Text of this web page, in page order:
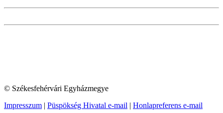
© Székesfehérvári Egyházmegye
Impresszum | Püspökség Hivatal e-mail | Honlapreferens e-mail